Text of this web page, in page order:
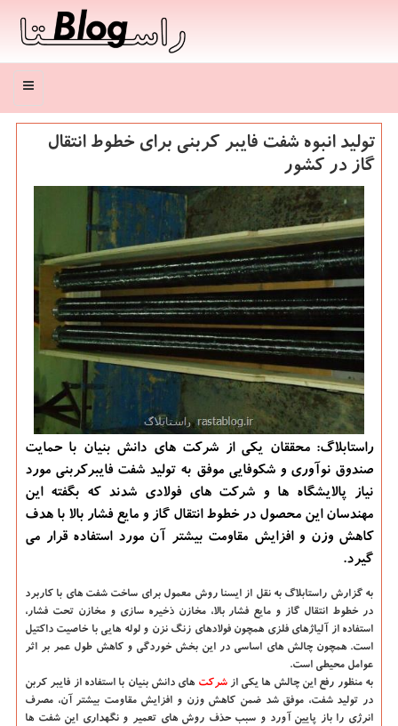
منو
تولید انبوه شفت فایبر كربنی برای خطوط انتقال
گاز در كشور
راستابلاگ: محققان یكی از شركت های دانش بنیان با حمایت
صندوق نوآوری و شكوفایی موفق به تولید شفت فایبركربنی مورد
نیاز پالایشگاه ها و شركت های فولادی شدند كه بگفته این
مهندسان این محصول در خطوط انتقال گاز و مایع فشار بالا با هدف
كاهش وزن و افزایش مقاومت بیشتر آن مورد استفاده قرار می
گیرد.
به گزارش راستابلاگ به نقل از ایسنا روش معمول برای ساخت شفت های با كاربرد
در خطوط انتقال گاز و مایع فشار بالا، مخازن ذخیره سازی و مخازن تحت فشار،
استفاده از آلیاژهای فلزی همچون فولادهای زنگ نزن و لوله هایی با خاصیت داكتیل
است. همچون چالش های اساسی در این بخش خوردگی و كاهش طول عمر بر اثر
عوامل محیطی است.
به منظور رفع این چالش ها یكی ازشركت های دانش بنیان با استفاده از فایبر كربن
در تولید شفت، موفق شد ضمن كاهش وزن و افزایش مقاومت بیشتر آن، مصرف
انرژی را باز پایین آورد و سبب حذف روش های تعمیر و نگهداری این شفت ها